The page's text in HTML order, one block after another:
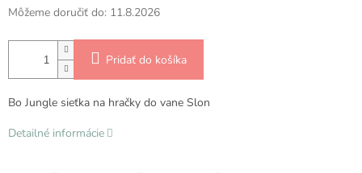
Môžeme doručiť do: 11.8.2026
Pridať do košíka
Bo Jungle sieťka na hračky do vane Slon
Detailné informácie